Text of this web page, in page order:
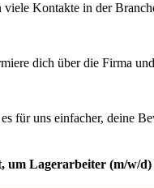
Kontakte in der
dich über die Firma
für uns einfacher, deine
um Lagerarbeiter (m/w/